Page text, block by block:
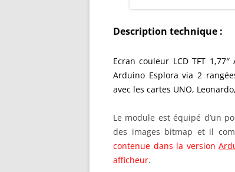
Description technique :
Ecran couleur LCD TFT
Arduino Esplora via 2
avec les cartes UNO,
Le module est équipé d’un
des images bitmap et il
contenue dans la version
afficheur.